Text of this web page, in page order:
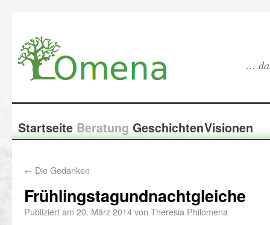
…
Startseite Beratung GeschichtenVisionen
← Die Gedanken
Frühlingstagundnachtgleiche
Publiziert am 20. März 2014von Theresia Philomena